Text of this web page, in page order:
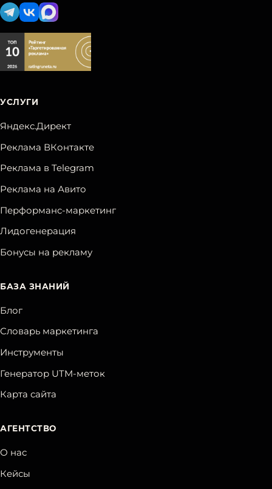
УСЛУГИ
Яндекс.Директ
Реклама ВКонтакте
Реклама в Telegram
Реклама на Авито
Перформанс-маркетинг
Лидогенерация
Бонусы на рекламу
БАЗА ЗНАНИЙ
Блог
Словарь маркетинга
Инструменты
Генератор UTM-меток
Карта сайта
АГЕНТСТВО
О нас
Кейсы